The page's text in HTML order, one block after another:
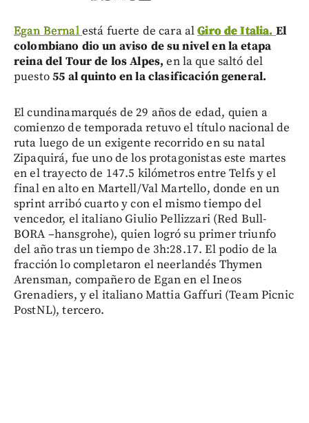
Egan Bernalestá fuerte de cara alGiro de Italia. El
colombiano dio un aviso de su nivel en la etapa
reina del Tour de los Alpes, en la que saltó del
puesto55 al quinto en la clasificación general.
El cundinamarqués de 29 años de edad, quien a
comienzo de temporada retuvo el título nacional de
ruta luego de un exigente recorrido en su natal
Zipaquirá, fue uno de los protagonistas este martes
en el trayecto de 147.5 kilómetros entre Telfs y el
final en alto en Martell/Val Martello, donde en un
sprint arribó cuarto y con el mismo tiempo del
vencedor, el italiano Giulio Pellizzari (Red Bull-
BORA –hansgrohe), quien logró su primer triunfo
del año tras un tiempo de 3h:28.17. El podio de la
fracción lo completaron el neerlandés Thymen
Arensman, compañero de Egan en el Ineos
Grenadiers, y el italiano Mattia Gaffuri (Team Picnic
PostNL), tercero.